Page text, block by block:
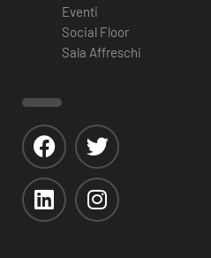
Eventi
Social Floor
Sala Affreschi